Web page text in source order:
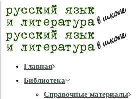
Главная
Библиотека
Справочные материалы